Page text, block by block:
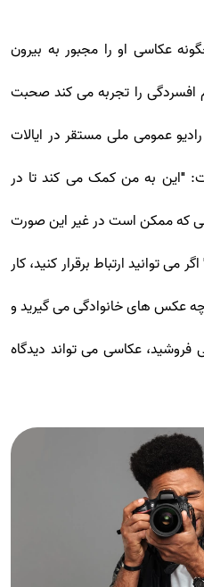
عکاسی او را مجبور به بیرون
افسردگی را تجربه می کند صحبت
عمومی ملی مستقر در ایالات
"این به من کمک می کند تا در
که ممکن است در غیر این صورت
توانید ارتباط برقرار کنید، کار
چه عکس های خانوادگی می گیرید و
عکاسی می تواند دیدگاه